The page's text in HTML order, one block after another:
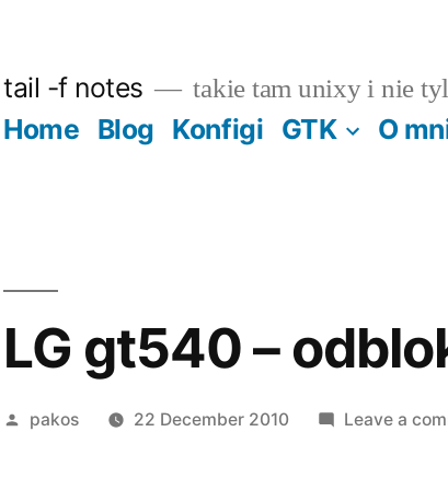
tail -f notes takie tam unixy i nie
Home Blog Konfigi GTK O
LG gt540 –
Posted
pakos 22 December 2010 Leave a